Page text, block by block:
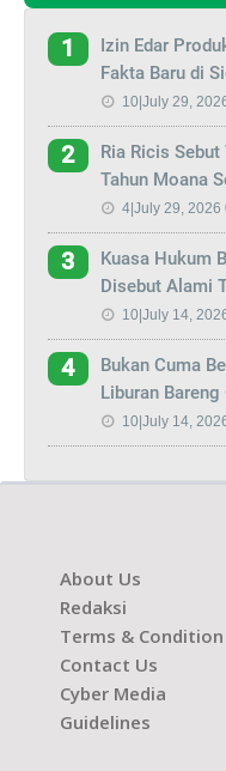
1
Izin Edar
Fakta Baru di
10|July 29,
2
Ria Ricis Sebut
Tahun Moana
4|July 29, 2026
3
Kuasa Hukum
Disebut Alami
10|July 14,
4
Bukan Cuma
Liburan
10|July 14,
About Us
Redaksi
Terms & Condition
Contact Us
Cyber Media
Guidelines